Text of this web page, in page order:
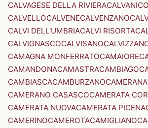
CALVAGESE DELLA RIVIERACALVANICO
CALVELLOCALVENECALVENZANO
CALVI DELL'UMBRIACALVI RISORTA
CALVIGNASCOCALVISANO
CAMAGNA MONFERRATOCAMAIORE
CAMANDONACAMASTRACAMBIAGO
CAMBIASCACAMBURZANOCAMERANA
CAMERANO CASASCOCAMERATA
CAMERATA NUOVACAMERATA PICENA
CAMERINOCAMEROTACAMIGLIANO